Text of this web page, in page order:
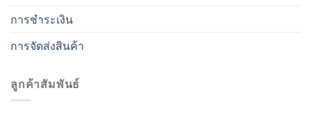
การชำระเงิน
การจัดส่งสินค้า
ลูกค้าสัมพันธ์